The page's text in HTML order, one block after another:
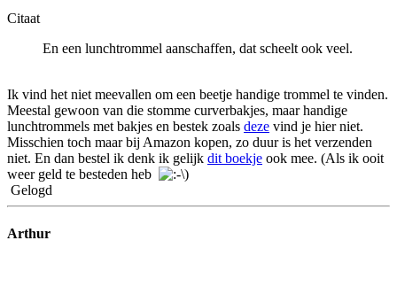
Citaat
En een lunchtrommel aanschaffen, dat scheelt ook veel.
Ik vind het niet meevallen om een beetje handige trommel te vinden.
Meestal gewoon van die stomme curverbakjes, maar handige
lunchtrommels met bakjes en bestek zoals deze vind je hier niet.
Misschien toch maar bij Amazon kopen, zo duur is het verzenden
niet. En dan bestel ik denk ik gelijk dit boekje ook mee. (Als ik ooit
weer geld te besteden heb
)
Gelogd
Arthur